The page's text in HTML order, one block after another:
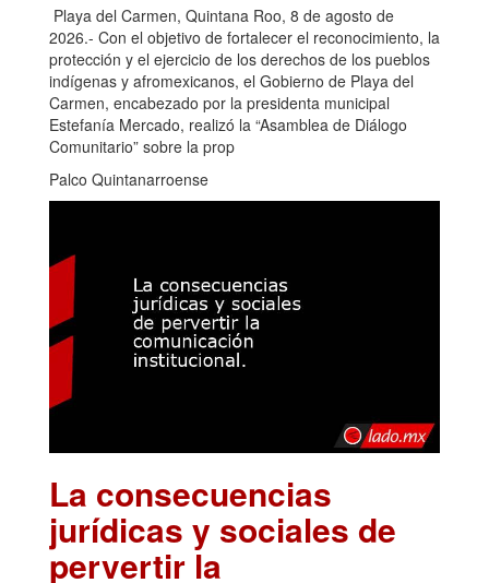
Playa del Carmen, Quintana Roo, 8 de agosto de
2026.- Con el objetivo de fortalecer el reconocimiento, la
protección y el ejercicio de los derechos de los pueblos
indígenas y afromexicanos, el Gobierno de Playa del
Carmen, encabezado por la presidenta municipal
Estefanía Mercado, realizó la “Asamblea de Diálogo
Comunitario” sobre la prop
Palco Quintanarroense
La consecuencias
jurídicas y sociales de
pervertir la